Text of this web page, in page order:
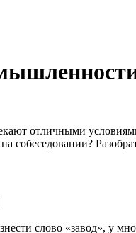
отличными
собеседовании?
слово «завод», у